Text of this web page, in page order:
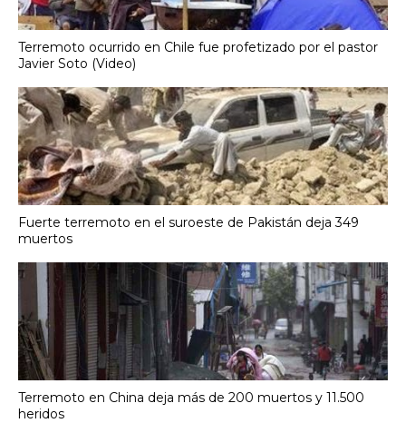
Terremoto ocurrido en Chile fue profetizado por el pastor
Javier Soto (Video)
Fuerte terremoto en el suroeste de Pakistán deja 349
muertos
Terremoto en China deja más de 200 muertos y 11.500
heridos